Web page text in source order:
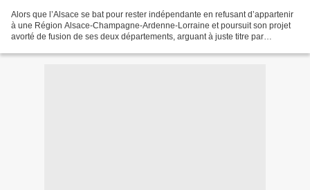
Alors que l’Alsace se bat pour rester indépendante en refusant d’appartenir
à une Région Alsace-Champagne-Ardenne-Lorraine et poursuit son projet
avorté de fusion de ses deux départements, arguant à juste titre par